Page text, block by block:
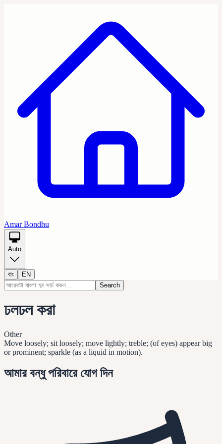
Amar Bondhu
Auto
বাং
EN
Search
ঢলঢল করা
Other
Move loosely; sit loosely; move lightly; treble; (of eyes) appear big
or prominent; sparkle (as a liquid in motion).
আমার বন্ধু পরিবারে যোগ দিন